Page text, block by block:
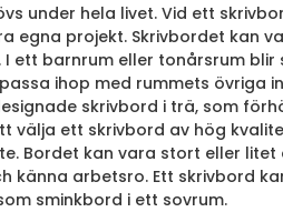
under hela livet. Vid ett
egna projekt. Skrivbordet kan
ett barnrum eller tonårsrum blir
ihop med rummets övriga
skrivbord i trä, som
välja ett skrivbord av hög
Bordet kan vara stort eller litet
känna arbetsro. Ett skrivbord
sminkbord i ett sovrum.